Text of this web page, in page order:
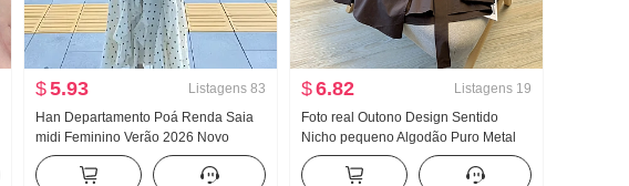
$5.93 Listagens 83
Han Departamento Poá Renda Saia
midi Feminino Verão 2026 Novo
Cintura alta Ajustado A palavra Para
pessoas baixas Design Sentido
$6.82 Listagens 19
Foto real Outono Design Sentido
Nicho pequeno Algodão Puro Metal
Decoração Cintura ajustada Efeito
emagrecedor Solto Manga longa